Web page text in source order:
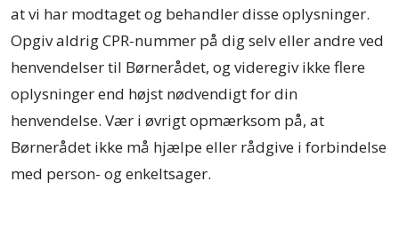
at vi har modtaget og behandler disse oplysninger.
Opgiv aldrig CPR-nummer på dig selv eller andre ved
henvendelser til Børnerådet, og videregiv ikke flere
oplysninger end højst nødvendigt for din
henvendelse. Vær i øvrigt opmærksom på, at
Børnerådet ikke må hjælpe eller rådgive i forbindelse
med person- og enkeltsager.